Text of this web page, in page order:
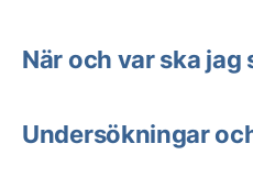
När och var ska jag
Undersökningar